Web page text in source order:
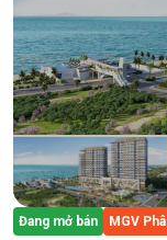
Đang mở bán MGV